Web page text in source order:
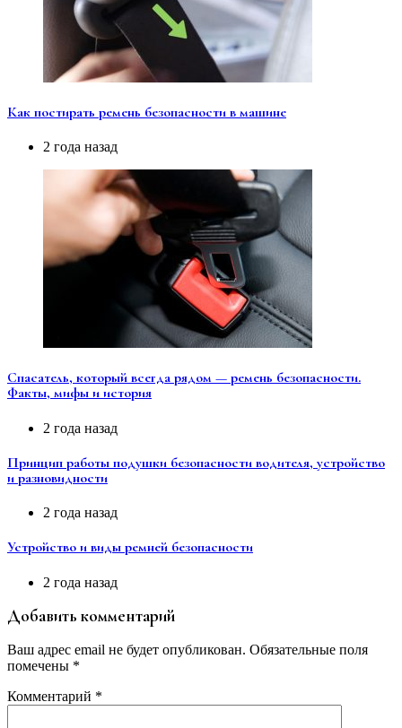
Как постирать ремень безопасности в машине
2 года назад
Спасатель, который всегда рядом — ремень безопасности.
Факты, мифы и история
2 года назад
Принцип работы подушки безопасности водителя, устройство
и разновидности
2 года назад
Устройство и виды ремней безопасности
2 года назад
Добавить комментарий
Ваш адрес email не будет опубликован. Обязательные поля
помечены *
Комментарий *